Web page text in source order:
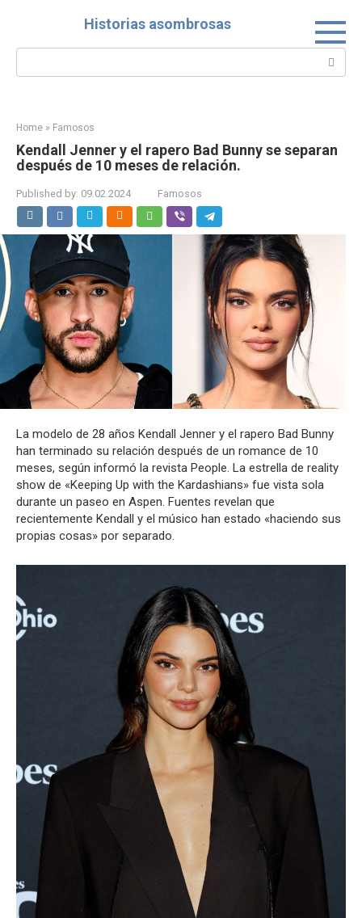
Historias asombrosas
Search:
Home » Famosos
Kendall Jenner y el rapero Bad Bunny se separan
después de 10 meses de relación.
Published by: 09.02.2024 Famosos
La modelo de 28 años Kendall Jenner y el rapero Bad Bunny
han terminado su relación después de un romance de 10
meses, según informó la revista People. La estrella de reality
show de «Keeping Up with the Kardashians» fue vista sola
durante un paseo en Aspen. Fuentes revelan que
recientemente Kendall y el músico han estado «haciendo sus
propias cosas» por separado.